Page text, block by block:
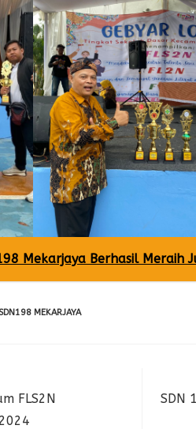
Mekarjaya Berhasil Meraih
MEKARJAYA
FLS2N
SDN